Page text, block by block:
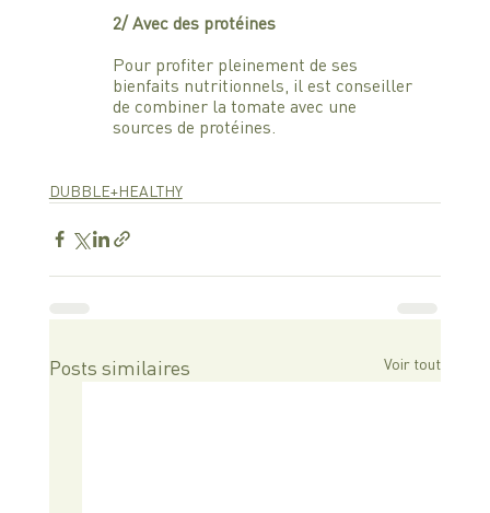
2/ Avec des protéines
Pour profiter pleinement de ses
bienfaits nutritionnels, il est conseiller
de combiner la tomate avec une
sources de protéines.
DUBBLE+HEALTHY
Posts similaires Voir tout